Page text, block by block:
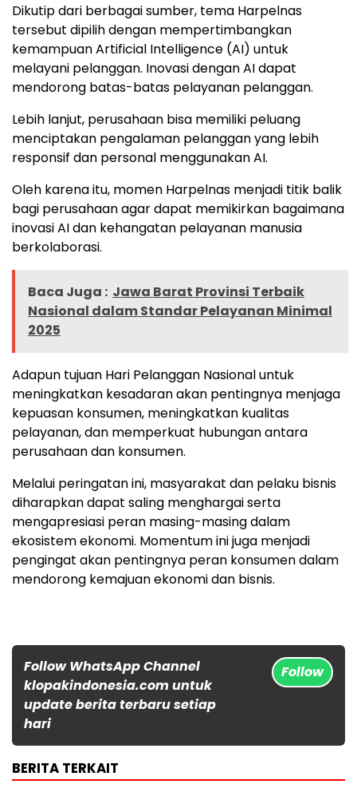
Dikutip dari berbagai sumber, tema Harpelnas
tersebut dipilih dengan mempertimbangkan
kemampuan Artificial Intelligence (AI) untuk
melayani pelanggan. Inovasi dengan AI dapat
mendorong batas-batas pelayanan pelanggan.
Lebih lanjut, perusahaan bisa memiliki peluang
menciptakan pengalaman pelanggan yang lebih
responsif dan personal menggunakan AI.
Oleh karena itu, momen Harpelnas menjadi titik balik
bagi perusahaan agar dapat memikirkan bagaimana
inovasi AI dan kehangatan pelayanan manusia
berkolaborasi.
Baca Juga : Jawa Barat Provinsi Terbaik
Nasional dalam Standar Pelayanan Minimal
2025
Adapun tujuan Hari Pelanggan Nasional untuk
meningkatkan kesadaran akan pentingnya menjaga
kepuasan konsumen, meningkatkan kualitas
pelayanan, dan memperkuat hubungan antara
perusahaan dan konsumen.
Melalui peringatan ini, masyarakat dan pelaku bisnis
diharapkan dapat saling menghargai serta
mengapresiasi peran masing-masing dalam
ekosistem ekonomi. Momentum ini juga menjadi
pengingat akan pentingnya peran konsumen dalam
mendorong kemajuan ekonomi dan bisnis.
Follow WhatsApp Channel
klopakindonesia.com untuk
update berita terbaru setiap
hari
Follow
BERITA TERKAIT